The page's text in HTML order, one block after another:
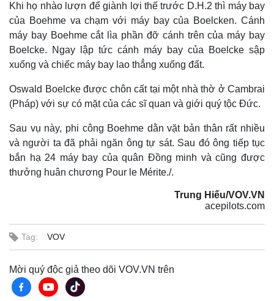
Khi họ nhào lượn để giành lợi thế trước D.H.2 thì máy bay
của Boehme va chạm với máy bay của Boelcken. Cánh
máy bay Boehme cắt lìa phần đỡ cánh trên của máy bay
Boelcke. Ngay lập tức cánh máy bay của Boelcke sập
xuống và chiếc máy bay lao thẳng xuống đất.
Oswald Boelcke được chôn cất tại một nhà thờ ở Cambrai
(Pháp) với sự có mặt của các sĩ quan và giới quý tộc Đức.
Sau vụ này, phi công Boehme dằn vặt bản thân rất nhiều
và người ta đã phải ngăn ông tự sát. Sau đó ông tiếp tục
bắn hạ 24 máy bay của quân Đồng minh và cũng được
thưởng huân chương Pour le Mérite./.
Trung Hiếu/VOV.VN
acepilots.com
Tag: VOV
Mời quý độc giả theo dõi VOV.VN trên